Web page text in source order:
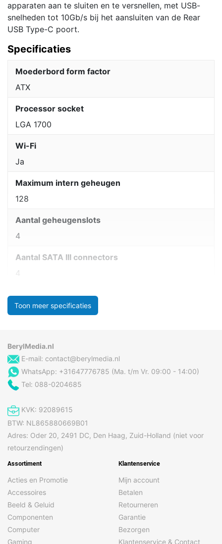
apparaten aan te sluiten en te versnellen, met USB-
snelheden tot 10Gb/s bij het aansluiten van de Rear
USB Type-C poort.
Specificaties
Moederbord form factor
ATX
Processor socket
LGA 1700
Wi-Fi
Ja
Maximum intern geheugen
128
Aantal geheugenslots
4
Aantal SATA III connectors
4
Toon meer specificaties
BerylMedia.nl
E-mail: contact@berylmedia.nl
WhatsApp: +31647776785 (Ma. t/m Vr. 09:00 - 14:00)
Tel: 088-0204685
KVK: 92089615
BTW: NL865880669B01
Adres: Oder 20, 2491 DC, Den Haag, Zuid-Holland (niet voor
retourzendingen)
Assortiment
Acties en Promotie
Accessoires
Beeld & Geluid
Componenten
Computer
Gaming
Klantenservice
Mijn account
Betalen
Retourneren
Garantie
Bezorgen
Klantenservice & Contact